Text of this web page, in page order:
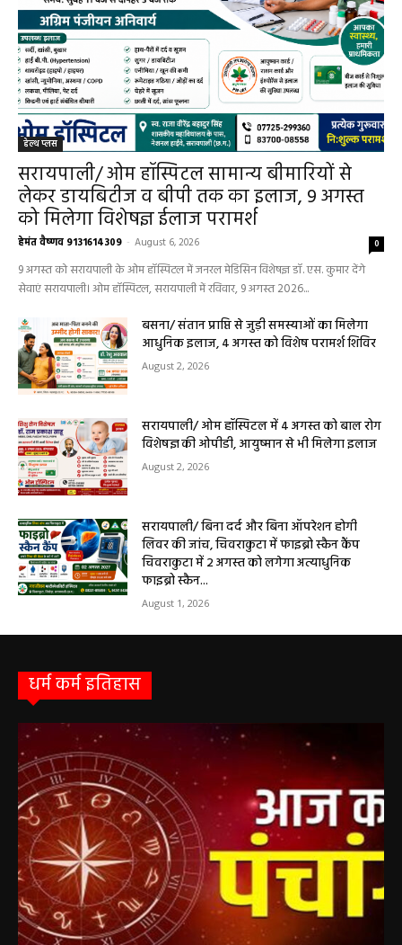
हेल्थ प्लस
सरायपाली/ ओम हॉस्पिटल सामान्य बीमारियों से
लेकर डायबिटीज व बीपी तक का इलाज, 9 अगस्त
को मिलेगा विशेषज्ञ ईलाज परामर्श
हेमंत वैष्णव 9131614309 - August 6, 2026 0
9 अगस्त को सरायपाली के ओम हॉस्पिटल में जनरल मेडिसिन विशेषज्ञ डॉ. एस. कुमार देंगे
सेवाएं सरायपाली। ओम हॉस्पिटल, सरायपाली में रविवार, 9 अगस्त 2026...
बसना/ संतान प्राप्ति से जुड़ी समस्याओं का मिलेगा
आधुनिक इलाज, 4 अगस्त को विशेष परामर्श शिविर
August 2, 2026
सरायपाली/ ओम हॉस्पिटल में 4 अगस्त को बाल रोग
विशेषज्ञ की ओपीडी, आयुष्मान से भी मिलेगा इलाज
August 2, 2026
सरायपाली/ बिना दर्द और बिना ऑपरेशन होगी
लिवर की जांच, चिवराकुटा में फाइब्रो स्कैन कैंप
चिवराकुटा में 2 अगस्त को लगेगा अत्याधुनिक
फाइब्रो स्कैन...
August 1, 2026
धर्म कर्म इतिहास